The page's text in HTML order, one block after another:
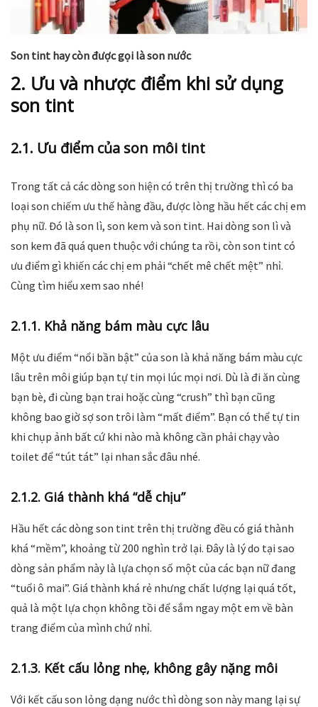
Son tint hay còn được gọi là son nước
2. Ưu và nhược điểm khi sử dụng
son tint
2.1. Ưu điểm của son môi tint
Trong tất cả các dòng son hiện có trên thị trường thì có ba
loại son chiếm ưu thế hàng đầu, được lòng hầu hết các chị em
phụ nữ. Đó là son lì, son kem và son tint. Hai dòng son lì và
son kem đã quá quen thuộc với chúng ta rồi, còn son tint có
ưu điểm gì khiến các chị em phải “chết mê chết mệt” nhỉ.
Cùng tìm hiểu xem sao nhé!
2.1.1. Khả năng bám màu cực lâu
Một ưu điểm “nổi bần bật” của son là khả năng bám màu cực
lâu trên môi giúp bạn tự tin mọi lúc mọi nơi. Dù là đi ăn cùng
bạn bè, đi cùng bạn trai hoặc cùng “crush” thì bạn cũng
không bao giờ sợ son trôi làm “mất điểm”. Bạn có thể tự tin
khi chụp ảnh bất cứ khi nào mà không cần phải chạy vào
toilet để “tút tát” lại nhan sắc đâu nhé.
2.1.2. Giá thành khá “dễ chịu”
Hầu hết các dòng son tint trên thị trường đều có giá thành
khá “mềm”, khoảng từ 200 nghìn trở lại. Đây là lý do tại sao
dòng sản phẩm này là lựa chọn số một của các bạn nữ đang
“tuổi ô mai”. Giá thành khá rẻ nhưng chất lượng lại quá tốt,
quả là một lựa chọn không tồi để sắm ngay một em về bàn
trang điểm của mình chứ nhỉ.
2.1.3. Kết cấu lỏng nhẹ, không gây nặng môi
Với kết cấu son lỏng dạng nước thì dòng son này mang lại sự